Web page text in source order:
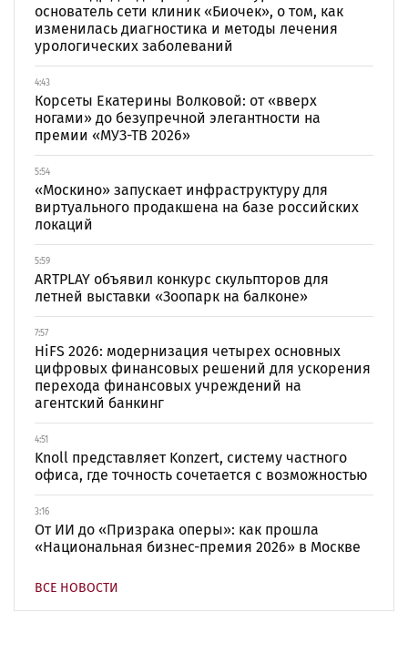
основатель сети клиник «Биочек», о том, как
изменилась диагностика и методы лечения
урологических заболеваний
4:43
Корсеты Екатерины Волковой: от «вверх
ногами» до безупречной элегантности на
премии «МУЗ-ТВ 2026»
5:54
«Москино» запускает инфраструктуру для
виртуального продакшена на базе российских
локаций
5:59
ARTPLAY объявил конкурс скульпторов для
летней выставки «Зоопарк на балконе»
7:57
HiFS 2026: модернизация четырех основных
цифровых финансовых решений для ускорения
перехода финансовых учреждений на
агентский банкинг
4:51
Knoll представляет Konzert, систему частного
офиса, где точность сочетается с возможностью
3:16
От ИИ до «Призрака оперы»: как прошла
«Национальная бизнес-премия 2026» в Москве
ВСЕ НОВОСТИ